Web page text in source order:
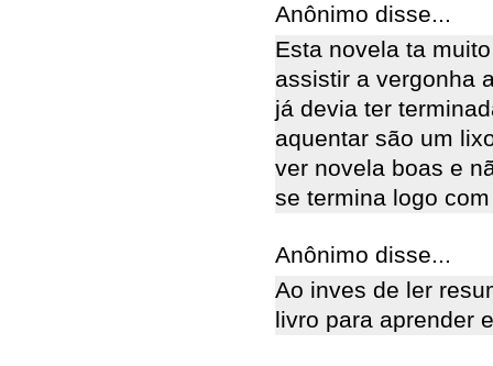
Anônimo disse...
Esta novela ta
assistir a vergonha
já devia ter
aquentar são um
ver novela boas e
se termina logo
Anônimo disse...
Ao inves de ler
livro para aprender